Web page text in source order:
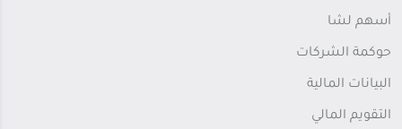
أسهم لشا
حوكمة الشركات
البيانات المالية
التقويم المالي